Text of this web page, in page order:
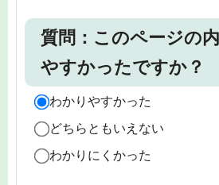
質問：このページの
やすかったですか？
わかりやすかった
どちらともいえない
わかりにくかった